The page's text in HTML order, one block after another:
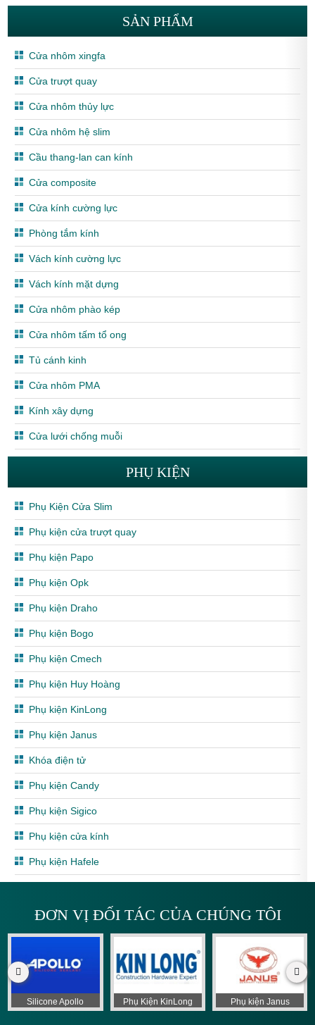
SẢN PHẨM
Cửa nhôm xingfa
Cửa trượt quay
Cửa nhôm thủy lực
Cửa nhôm hệ slim
Cầu thang-lan can kính
Cửa composite
Cửa kính cường lực
Phòng tắm kính
Vách kính cường lực
Vách kính mặt dựng
Cửa nhôm phào kép
Cửa nhôm tấm tổ ong
Tủ cánh kinh
Cửa nhôm PMA
Kính xây dựng
Cửa lưới chống muỗi
PHỤ KIỆN
Phụ Kiện Cửa Slim
Phụ kiện cửa trượt quay
Phụ kiện Papo
Phụ kiện Opk
Phụ kiện Draho
Phụ kiện Bogo
Phụ kiện Cmech
Phụ kiện Huy Hoàng
Phụ kiện KinLong
Phụ kiện Janus
Khóa điện tử
Phụ kiện Candy
Phụ kiện Sigico
Phụ kiện cửa kính
Phụ kiện Hafele
ĐƠN VỊ ĐỐI TÁC CỦA CHÚNG TÔI
Silicone Apollo Phụ Kiện KinLong Phụ kiện Janus